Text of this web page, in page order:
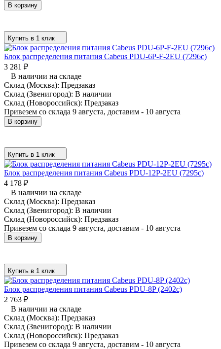
В корзину
Купить в 1 клик
Блок распределения питания Cabeus PDU-6P-F-2EU (7296c)
3 281 ₽
В наличии на складе
Склад (Москва): Предзаказ
Склад (Звенигород): В наличии
Склад (Новороссийск): Предзаказ
Привезем со склада 9 августа, доставим - 10 августа
В корзину
Купить в 1 клик
Блок распределения питания Cabeus PDU-12P-2EU (7295c)
4 178 ₽
В наличии на складе
Склад (Москва): Предзаказ
Склад (Звенигород): В наличии
Склад (Новороссийск): Предзаказ
Привезем со склада 9 августа, доставим - 10 августа
В корзину
Купить в 1 клик
Блок распределения питания Cabeus PDU-8P (2402c)
2 763 ₽
В наличии на складе
Склад (Москва): Предзаказ
Склад (Звенигород): В наличии
Склад (Новороссийск): Предзаказ
Привезем со склада 9 августа, доставим - 10 августа